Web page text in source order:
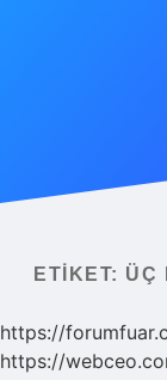
Yasal Uyarı
Hakkımızda
ETIKET: ÜÇ
https://
https://